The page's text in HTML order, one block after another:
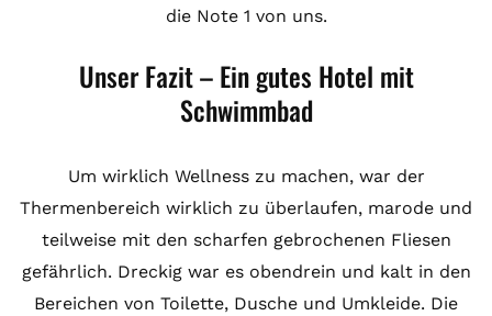
die Note 1 von uns.
Unser Fazit – Ein gutes Hotel mit
Schwimmbad
Um wirklich Wellness zu machen, war der
Thermenbereich wirklich zu überlaufen, marode und
teilweise mit den scharfen gebrochenen Fliesen
gefährlich. Dreckig war es obendrein und kalt in den
Bereichen von Toilette, Dusche und Umkleide. Die